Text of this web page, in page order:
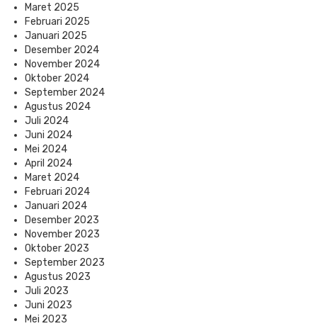
Maret 2025
Februari 2025
Januari 2025
Desember 2024
November 2024
Oktober 2024
September 2024
Agustus 2024
Juli 2024
Juni 2024
Mei 2024
April 2024
Maret 2024
Februari 2024
Januari 2024
Desember 2023
November 2023
Oktober 2023
September 2023
Agustus 2023
Juli 2023
Juni 2023
Mei 2023